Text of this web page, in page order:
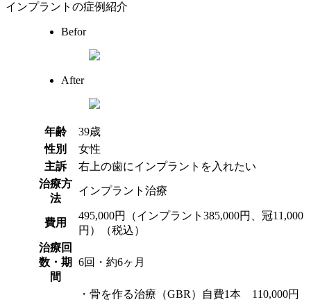
インプラントの症例紹介
Befor
After
年齢
39歳
性別
女性
主訴
右上の歯にインプラントを入れたい
治療方
法
インプラント治療
費用
495,000円（インプラント385,000円、冠11,000
円）（税込）
治療回
数・期
間
6回・約6ヶ月
・骨を作る治療（GBR）自費1本 110,000円